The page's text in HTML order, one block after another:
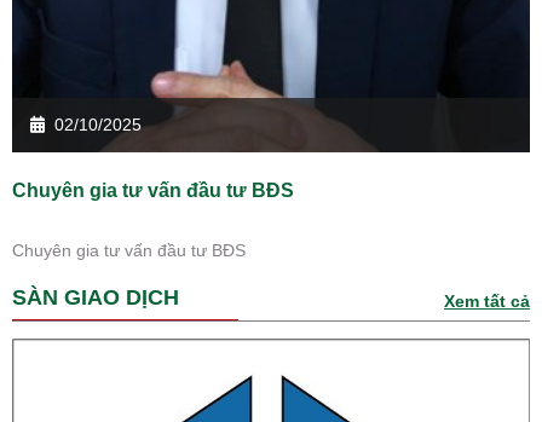
02/10/2025
Chuyên gia tư vấn đầu tư BĐS
Chuyên gia tư vấn đầu tư BĐS
SÀN GIAO DỊCH Xem tất cả